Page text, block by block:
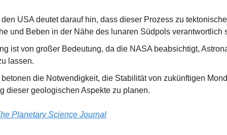
USA deutet darauf hin, dass dieser Prozess zu
und Beben in der Nähe des lunaren Südpols verantwortlich
ist von großer Bedeutung, da die NASA beabsichtigt,
lassen.
die Notwendigkeit, die Stabilität von zukünftigen
dieser geologischen Aspekte zu planen.
Planetary Science Journal